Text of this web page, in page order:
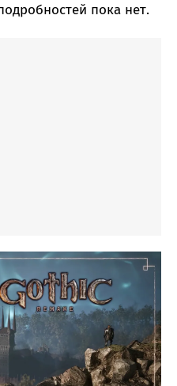
пока нет.